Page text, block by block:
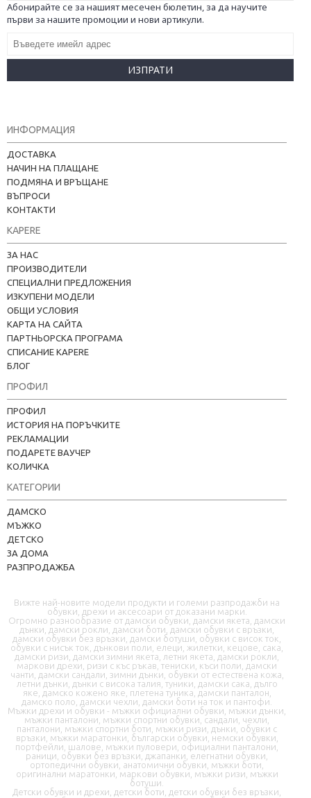
Абонирайте се за нашият месечен бюлетин, за да научите
първи за нашите промоции и нови артикули.
ИЗПРАТИ
ИНФОРМАЦИЯ
ДОСТАВКА
НАЧИН НА ПЛАЩАНЕ
ПОДМЯНА И ВРЪЩАНЕ
ВЪПРОСИ
КОНТАКТИ
KAPERE
ЗА НАС
ПРОИЗВОДИТЕЛИ
СПЕЦИАЛНИ ПРЕДЛОЖЕНИЯ
ИЗКУПЕНИ МОДЕЛИ
ОБЩИ УСЛОВИЯ
КАРТА НА САЙТА
ПАРТНЬОРСКА ПРОГРАМА
СПИСАНИЕ KAPERE
БЛОГ
ПРОФИЛ
ПРОФИЛ
ИСТОРИЯ НА ПОРЪЧКИТЕ
РЕКЛАМАЦИИ
ПОДАРЕТЕ ВАУЧЕР
КОЛИЧКА
КАТЕГОРИИ
ДАМСКО
МЪЖКО
ДЕТСКО
ЗА ДОМА
РАЗПРОДАЖБА
Вижте най-новите модели продукти и големи разпродажби на
обувки, дрехи и аксесоари от доказани марки.
Огромно разнообразие от дамски обувки, дамски якета, дамски
дънки, дамски рокли, дамски боти, дамски обувки с връзки,
дамски обувки без връзки, дамски ботуши, обувки с висок ток,
обувки с нисък ток, дънкови поли, елеци, жилетки, кецове, сака,
дамски ризи, дамски зимни якета, летни якета, дамски рокли,
маркови дрехи, ризи с къс ръкав, тениски, къси поли, дамски
чанти, дамски сандали, зимни дънки, обувки от естествена кожа,
летни дънки, дънки с висока талия, туники, дамски сака, дълго
яке, дамско кожено яке, плетена туника, дамски панталон,
дамско поло, дамски чехли, дамски боти на ток и пантофи.
Мъжки дрехи и обувки - мъжки официални обувки, мъжки дънки,
мъжки панталони, мъжки спортни обувки, сандали, чехли,
панталони, мъжки спортни боти, мъжки ризи, дънки, обувки с
връзки, мъжки маратонки, български обувки, немски обувки,
портфейли, шалове, мъжки пуловери, официални панталони,
раници, обувки без връзки, джапанки, елегнатни обувки,
ортопедични обувки, анатомични обувки, мъжки боти,
оригинални маратонки, маркови обувки, мъжки ризи, мъжки
ботуши.
Детски обувки и дрехи, детски боти, детски обувки без връзки,
Kapere.com
📦 Информация за доставка
🔄 Подмяна и връщания
❓ Въпроси и отговори